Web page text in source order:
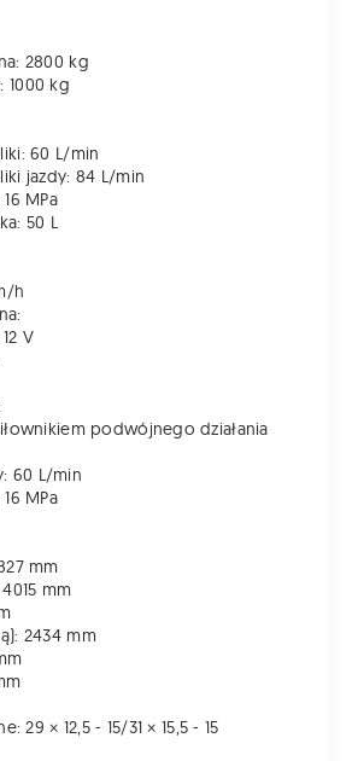
2800 kg
1000 kg
60 L/min
jazdy: 84 L/min
MPa
50 L
h
V
podwójnego działania
60 L/min
MPa
mm
mm
2434 mm
29 × 12,5 - 15/31 × 15,5 - 15